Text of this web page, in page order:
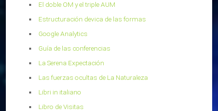
El doble OM y el triple AUM
Estructuración devica de las formas
Google Analytics
Guía de las conferencias
La Serena Expectación
Las fuerzas ocultas de La Naturaleza
Libri in italiano
Libro de Visitas